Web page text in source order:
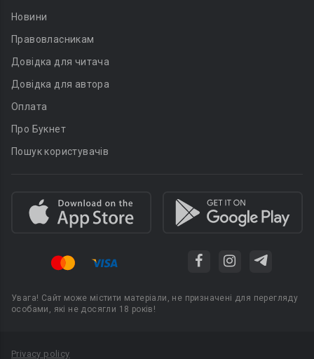
Новини
Правовласникам
Довідка для читача
Довідка для автора
Оплата
Про Букнет
Пошук користувачів
Увага! Сайт може містити матеріали, не призначені для перегляду
особами, які не досягли 18 років!
Privacy policy